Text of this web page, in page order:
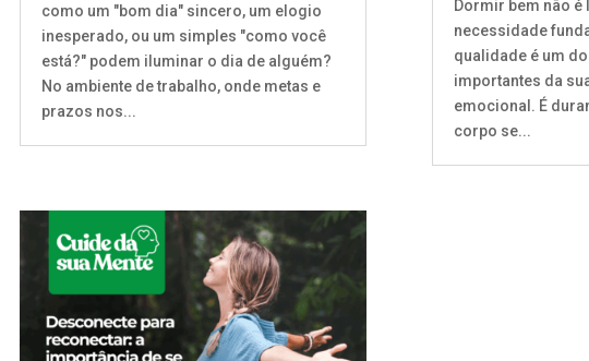
como um "bom dia" sincero, um elogio
inesperado, ou um simples "como você
está?" podem iluminar o dia de alguém?
No ambiente de trabalho, onde metas e
prazos nos...
Dormir bem não é
necessidade
qualidade é um
importantes da
emocional. É
corpo se...